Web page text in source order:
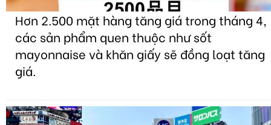
Hơn 2.500 mặt hàng tăng giá trong tháng 4,
các sản phẩm quen thuộc như sốt
mayonnaise và khăn giấy sẽ đồng loạt tăng
giá.